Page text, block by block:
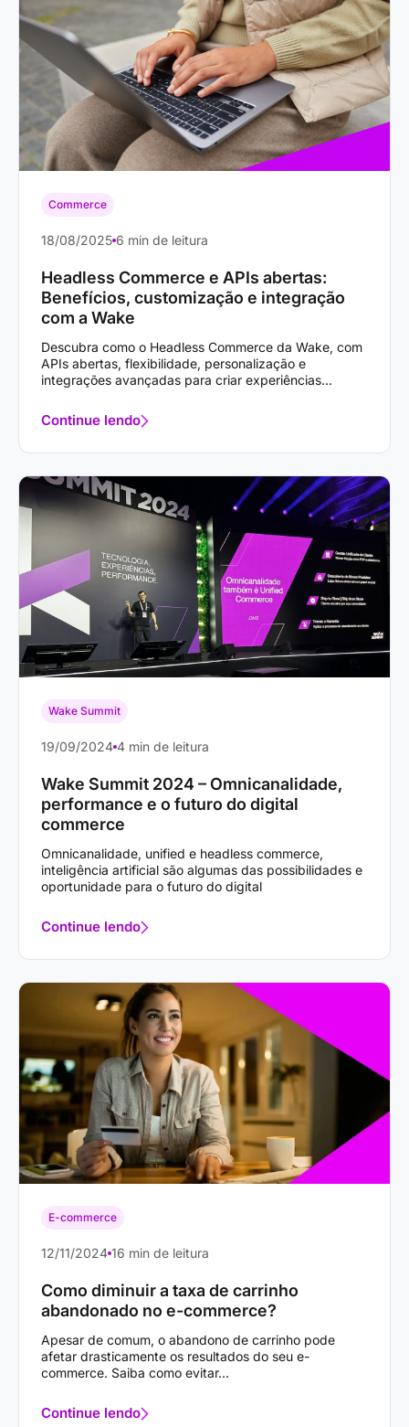
Commerce
18/08/2025 6 min de leitura
Headless Commerce e APIs abertas:
Benefícios, customização e integração
com a Wake
Descubra como o Headless Commerce da Wake, com
APIs abertas, flexibilidade, personalização e
integrações avançadas para criar experiências...
Continue lendo
Wake Summit
19/09/2024 4 min de leitura
Wake Summit 2024 – Omnicanalidade,
performance e o futuro do digital
commerce
Omnicanalidade, unified e headless commerce,
inteligência artificial são algumas das possibilidades e
oportunidade para o futuro do digital
Continue lendo
E-commerce
12/11/2024 16 min de leitura
Como diminuir a taxa de carrinho
abandonado no e-commerce?
Apesar de comum, o abandono de carrinho pode
afetar drasticamente os resultados do seu e-
commerce. Saiba como evitar...
Continue lendo